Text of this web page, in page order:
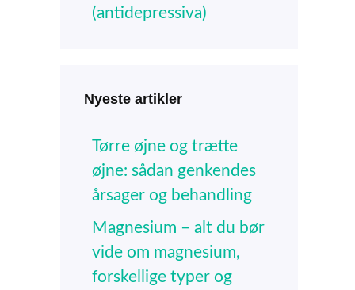
(antidepressiva)
Nyeste artikler
Tørre øjne og trætte
øjne: sådan genkendes
årsager og behandling
Magnesium – alt du bør
vide om magnesium,
forskellige typer og